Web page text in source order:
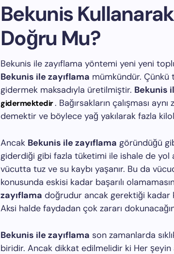
Bekunis
Doğru Mu?
Bekunis ile zayıflama yöntemi yeni yeni
Bekunis ile zayıflama mümkündür. Çünkü
gidermek maksadıyla üretilmiştir. Bekunis
gidermektedir. Bağırsakların çalışması
demektir ve böylece yağ yakılarak fazla
Ancak Bekunis ile zayıflama göründüğü
giderdiği gibi fazla tüketimi ile ishale de
vücutta tuz ve su kaybı yaşanır. Bu da
konusunda eskisi kadar başarılı
zayıflama doğrudur ancak gerektiği kadar
Aksi halde faydadan çok zararı
Bekunis ile zayıflama son zamanlarda
biridir. Ancak dikkat edilmelidir ki Her şeyin